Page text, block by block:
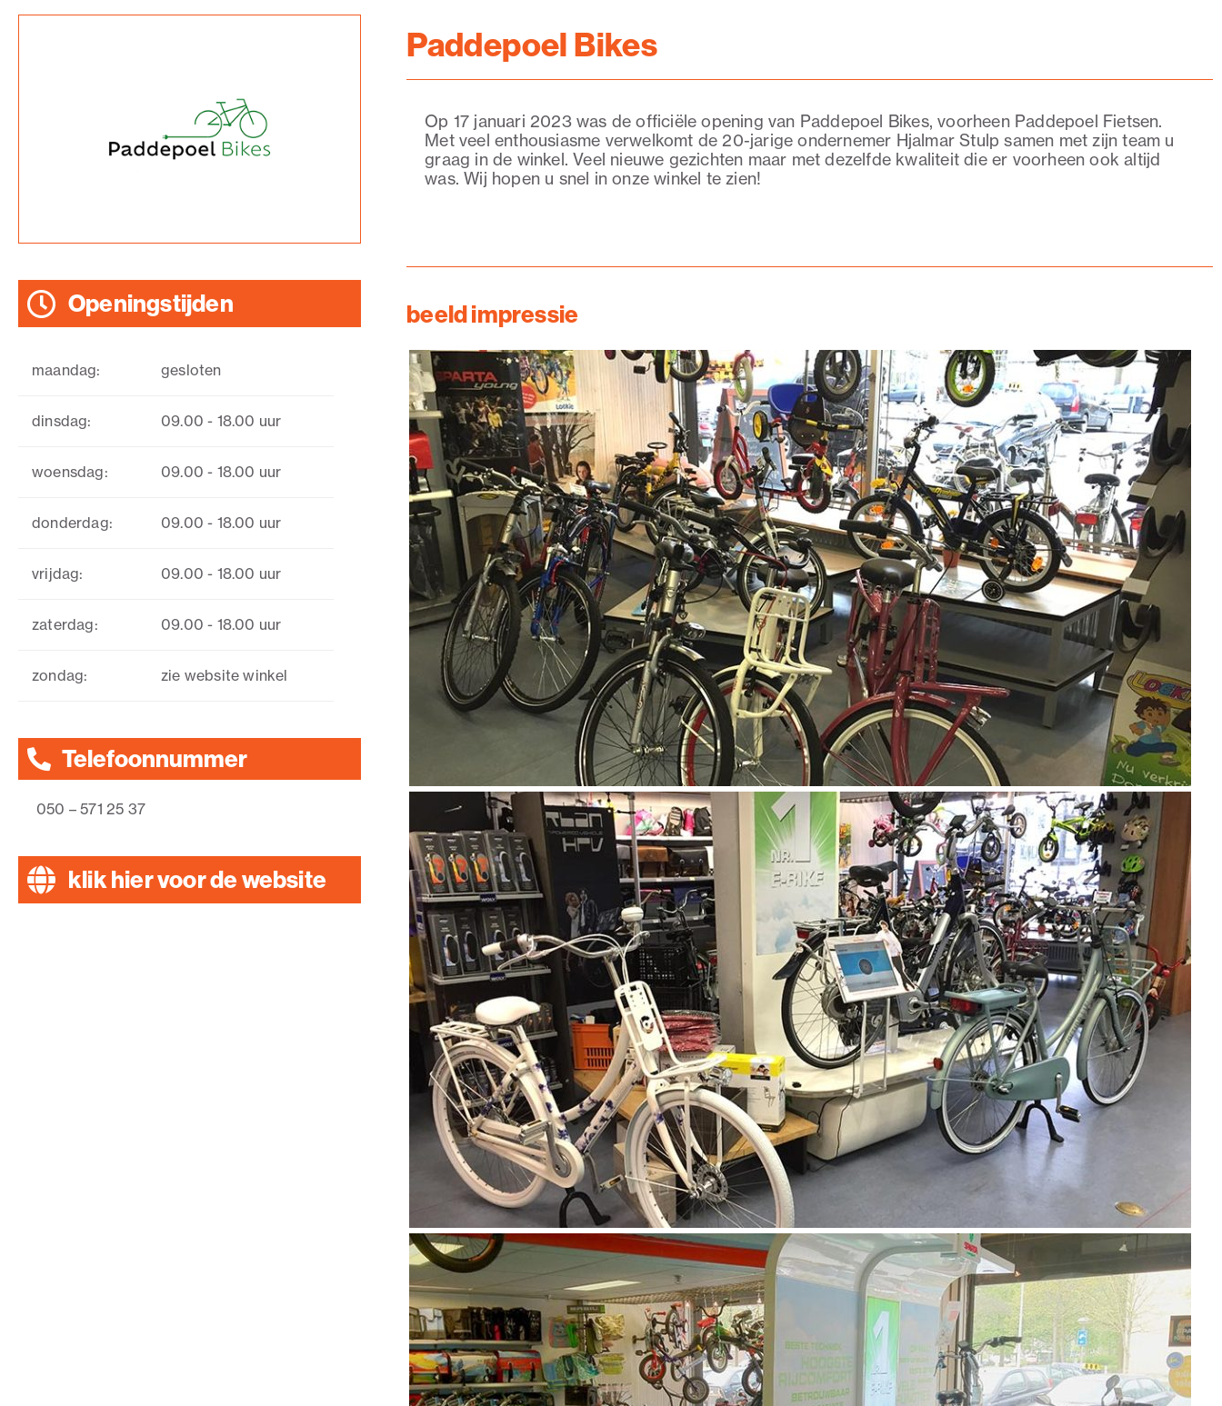
Openingstijden
maandag: gesloten
dinsdag: 09.00 - 18.00 uur
woensdag: 09.00 - 18.00 uur
donderdag: 09.00 - 18.00 uur
vrijdag: 09.00 - 18.00 uur
zaterdag: 09.00 - 18.00 uur
zondag: zie website winkel
Telefoonnummer
050 – 571 25 37
klik hier voor de website
Paddepoel Bikes
Op 17 januari 2023 was de officiële opening van Paddepoel Bikes, voorheen Paddepoel Fietsen.
Met veel enthousiasme verwelkomt de 20-jarige ondernemer Hjalmar Stulp samen met zijn team u
graag in de winkel. Veel nieuwe gezichten maar met dezelfde kwaliteit die er voorheen ook altijd
was. Wij hopen u snel in onze winkel te zien!
beeld impressie